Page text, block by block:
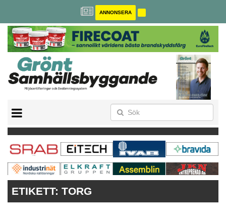
ANNONSERA
MILJÖBYGGNAD
NOLLCO2
CITYLAB
GREENBUILDING
ANNONSERA
ETIKETT: TORG